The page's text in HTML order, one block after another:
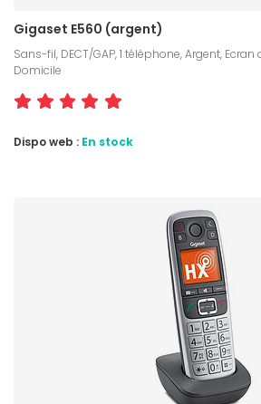
Gigaset E560 (argent)
Sans-fil, DECT/GAP, 1 téléphone, Argent, Ecran
Domicile
Dispo web : En stock